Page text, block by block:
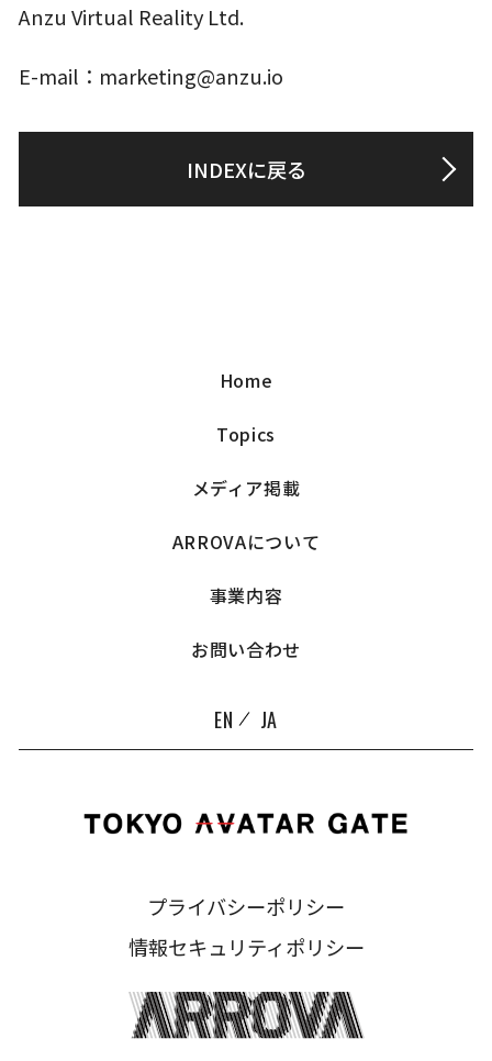
Anzu Virtual Reality Ltd.
E-mail：marketing@anzu.io
INDEXに戻る
Home
Topics
メディア掲載
ARROVAについて
事業内容
お問い合わせ
EN JA
プライバシーポリシー
情報セキュリティポリシー